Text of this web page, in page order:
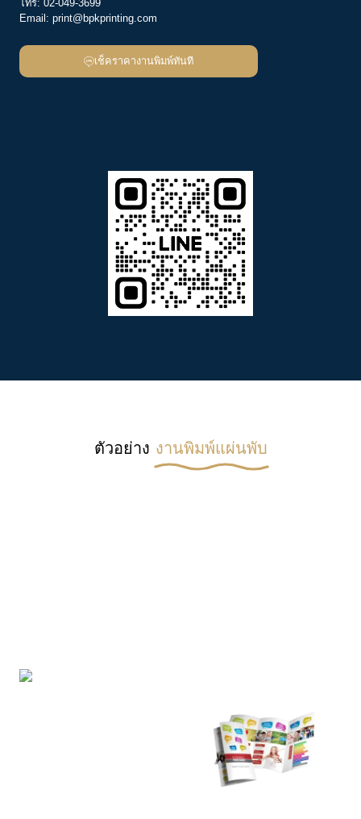
โทร: 02-049-3699
Email: print@bpkprinting.com
เช็คราคางานพิมพ์ทันที
ตัวอย่าง งานพิมพ์แผ่นพับ